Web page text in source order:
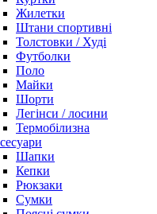
Жилетки
Штани спортивні
Толстовки / Худі
Футболки
Поло
Майки
Шорти
Легінси / лосини
Термобілизна
Шапки
Кепки
Рюкзаки
Сумки